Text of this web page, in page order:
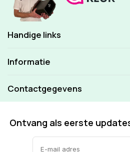
Handige links
Informatie
Contactgegevens
Ontvang als eerste